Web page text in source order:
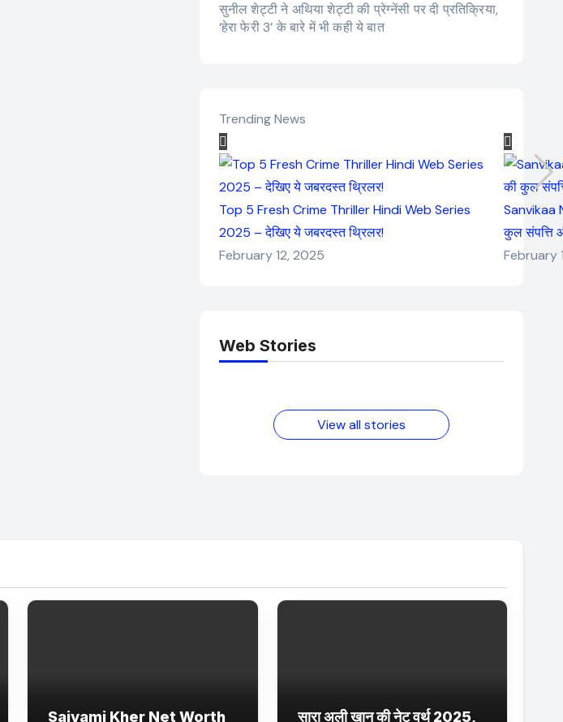
सुनील शेट्टी ने अथिया शेट्टी की प्रेग्नेंसी पर दी प्रतिक्रिया,
‘हेरा फेरी 3’ के बारे में भी कही ये बात
Trending News
Top 5 Fresh Crime Thriller Hindi Web Series
2025 – देखिए ये जबरदस्त थ्रिलर!
February 12, 2025
Sanvikaa
कुल संपत्ति
February
Web Stories
Elvish Yadav: एक
आम लड़के से यूट्यूबर
फिल्मों का जादू और
View all stories
Saiyami Kher Net Worth सारा अली खान की नेट वर्थ 2025,